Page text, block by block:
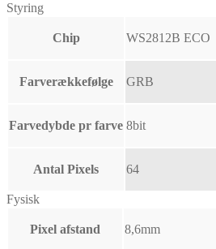
Styring
Chip WS2812B ECO
Farverækkefølge GRB
Farvedybde pr farve 8bit
Antal Pixels 64
Fysisk
Pixel afstand 8,6mm